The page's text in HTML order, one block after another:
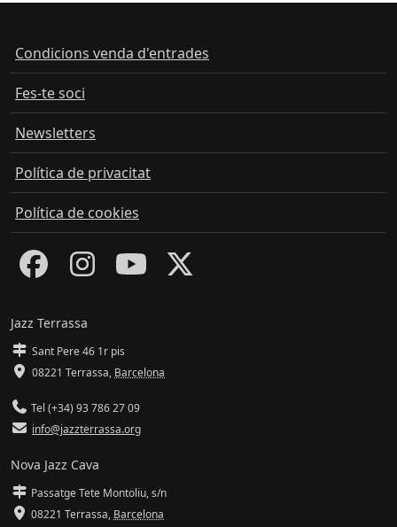
Condicions venda d'entrades
Fes-te soci
Newsletters
Política de privacitat
Política de cookies
Jazz Terrassa
Sant Pere 46 1r pis
08221 Terrassa, Barcelona
Tel (+34) 93 786 27 09
info@jazzterrassa.org
Nova Jazz Cava
Passatge Tete Montoliu, s/n
08221 Terrassa, Barcelona